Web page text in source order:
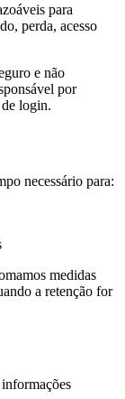
para
perda, acesso
e não
por
login.
necessário para:
medidas
a retenção for